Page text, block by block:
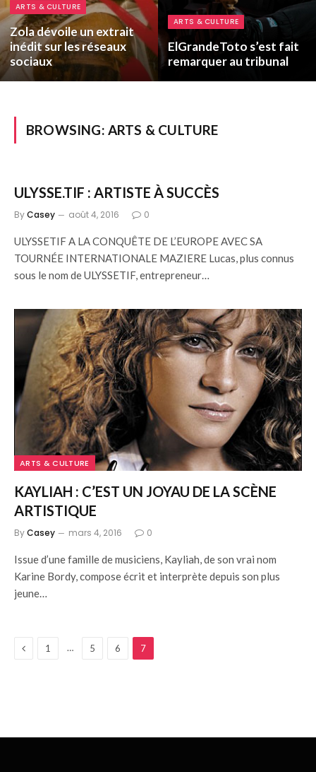
ARTS & CULTURE
Zola dévoile un extrait
inédit sur les réseaux
sociaux
ARTS & CULTURE
ElGrandeToto s’est fait
remarquer au tribunal
BROWSING: ARTS & CULTURE
ULYSSE.TIF : ARTISTE À SUCCÈS
ByCasey août 4, 2016 0
ULYSSETIF A LA CONQUÊTE DE L’EUROPE AVEC SA
TOURNÉE INTERNATIONALE MAZIERE Lucas, plus connus
sous le nom de ULYSSETIF, entrepreneur…
ARTS & CULTURE
KAYLIAH : C’EST UN JOYAU DE LA SCÈNE
ARTISTIQUE
ByCasey mars 4, 2016 0
Issue d’une famille de musiciens, Kayliah, de son vrai nom
Karine Bordy, compose écrit et interprète depuis son plus
jeune…
Previous
1 … 5 6 7